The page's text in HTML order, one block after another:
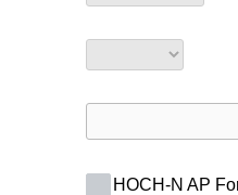
HOCH-N AP